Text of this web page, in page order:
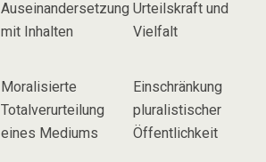
Auseinandersetzung
mit Inhalten
Urteilskraft und
Vielfalt
Moralisierte
Totalverurteilung
eines Mediums
Einschränkung
pluralistischer
Öffentlichkeit